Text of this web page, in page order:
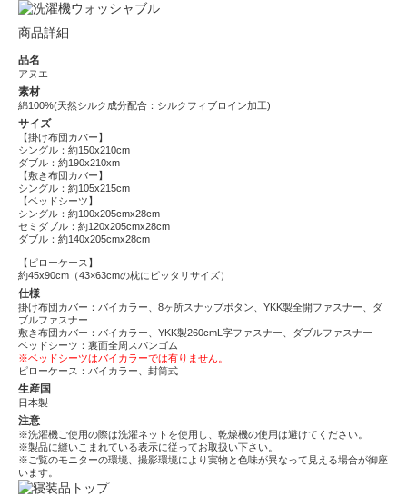
商品詳細
品名
アヌエ
素材
綿100%(天然シルク成分配合：シルクフィブロイン加工)
サイズ
【掛け布団カバー】
シングル：約150x210cm
ダブル：約190x210xm
【敷き布団カバー】
シングル：約105x215cm
【ベッドシーツ】
シングル：約100x205cmx28cm
セミダブル：約120x205cmx28cm
ダブル：約140x205cmx28cm
【ピローケース】
約45x90cm（43×63cmの枕にピッタリサイズ）
仕様
掛け布団カバー：バイカラー、8ヶ所スナップボタン、YKK製全開ファスナー、ダ
ブルファスナー
敷き布団カバー：バイカラー、YKK製260cmL字ファスナー、ダブルファスナー
ベッドシーツ：裏面全周スパンゴム
※ベッドシーツはバイカラーでは有りません。
ピローケース：バイカラー、封筒式
生産国
日本製
注意
※洗濯機ご使用の際は洗濯ネットを使用し、乾燥機の使用は避けてください。
※製品に縫いこまれている表示に従ってお取扱い下さい。
※ご覧のモニターの環境、撮影環境により実物と色味が異なって見える場合が御座
います。